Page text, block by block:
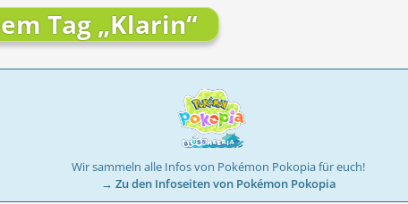
Tag „Klarin“
Wir sammeln alle Infos von Pokémon Pokopia für euch!
→ Zu den Infoseiten von Pokémon Pokopia